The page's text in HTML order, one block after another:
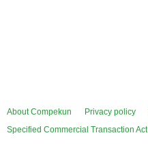
About Compekun Privacy policy
Specified Commercial Transaction Act